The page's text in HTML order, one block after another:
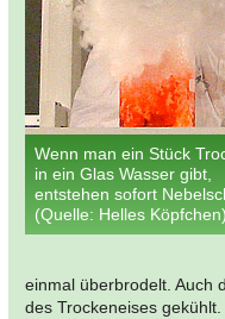
Wenn man ein Stück
in ein Glas Wasser gibt,
entstehen sofort
(Quelle: Helles Köpfchen)
einmal überbrodelt. Auch
des Trockeneises